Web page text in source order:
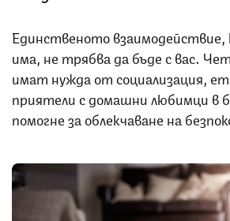
Единственото взаимодействие,
има, не трябва да бъде с вас.
имат нужда от социализация,
приятели с домашни любимци в
помогне за облекчаване на